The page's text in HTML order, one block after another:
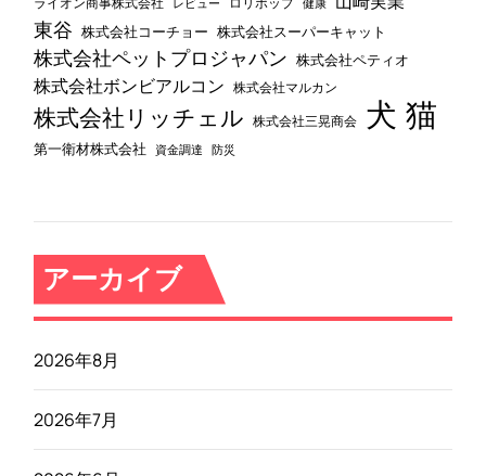
東谷 株式会社コーチョー 株式会社スーパーキャット
株式会社ペットプロジャパン 株式会社ペティオ
株式会社ボンビアルコン 株式会社マルカン
株式会社リッチェル 株式会社三晃商会 犬 猫
第一衛材株式会社 資金調達 防災
アーカイブ
2026年8月
2026年7月